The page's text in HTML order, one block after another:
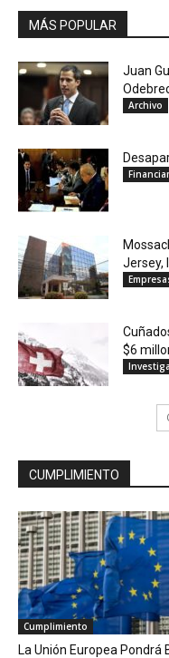
MÁS POPULAR
Juan
Archivo
Jersey,
$6
CUMPLIMIENTO
Cumplimiento
La Unión Europea Pondrá